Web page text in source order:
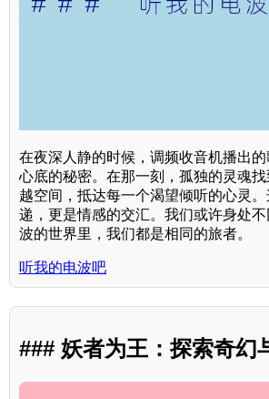
在夜深人静的时候，调频收音机播出
心底的秘密。在那一刻，孤独的灵魂
越空间，抵达每一个渴望倾听的心灵
递，更是情感的交汇。我们或许身处
波的世界里，我们都是相同的旅者。
听我的电波吧
### 妖者为王：探索奇幻